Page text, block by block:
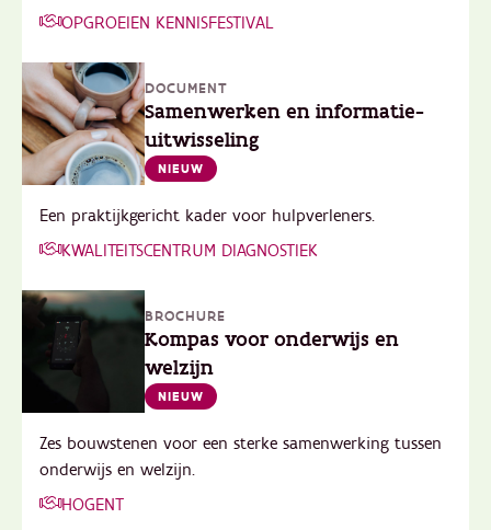
OPGROEIEN KENNISFESTIVAL
DOCUMENT
Samenwerken en informatie-
uitwisseling
NIEUW
Een praktijkgericht kader voor hulpverleners.
KWALITEITSCENTRUM DIAGNOSTIEK
BROCHURE
Kompas voor onderwijs en
welzijn
NIEUW
Zes bouwstenen voor een sterke samenwerking tussen
onderwijs en welzijn.
HOGENT